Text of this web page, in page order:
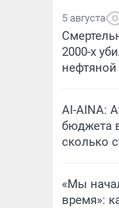
5 августа
2000-х
AI-AINA:
бюджета
сколько
«Мы
время»: